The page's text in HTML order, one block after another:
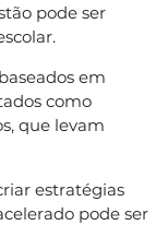
pode ser
em
como
que levam
estratégias
pode ser